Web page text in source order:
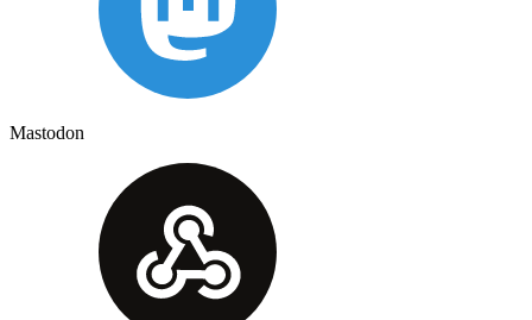
Mastodon